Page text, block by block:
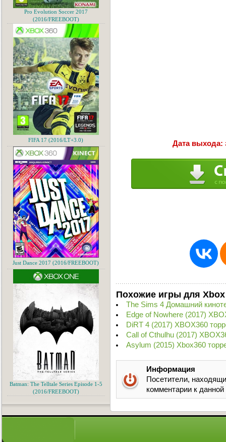
Дата выхода:
Похожие игры для Xbox
The Sims 4 Домашний
Edge of Nowhere (2017)
DiRT 4 (2017) XBOX360
Call of Cthulhu (2017)
Asylum (2015) Xbox360
Информация
Посетители,
комментарии к
Pro Evolution Soccer 2017
(2016/FREEBOOT)
FIFA 17 (2016/LT+3.0)
Just Dance 2017 (2016/FREEBOOT)
Batman: The Telltale Series Episode 1-5
(2016/FREEBOOT)